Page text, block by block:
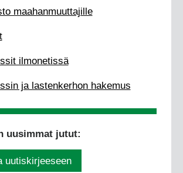
maahanmuuttajille
ilmonetissä
ja lastenkerhon hakemus
uusimmat jutut:
uutiskirjeeseen